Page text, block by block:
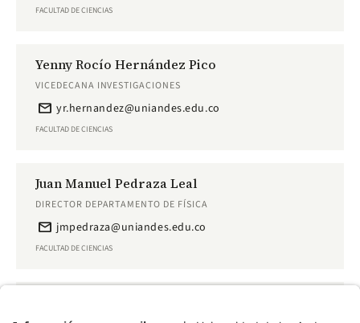
FACULTAD DE CIENCIAS
Yenny Rocío Hernández Pico
VICEDECANA INVESTIGACIONES
email yr.hernandez@uniandes.edu.co
FACULTAD DE CIENCIAS
Juan Manuel Pedraza Leal
DIRECTOR DEPARTAMENTO DE FÍSICA
email jmpedraza@uniandes.edu.co
FACULTAD DE CIENCIAS